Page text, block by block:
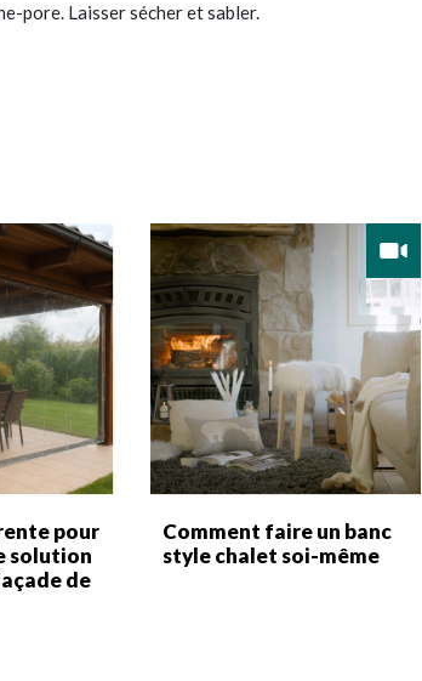
pore. Laisser sécher et sabler.
pour
solution
de
Comment faire un banc
style chalet soi-même